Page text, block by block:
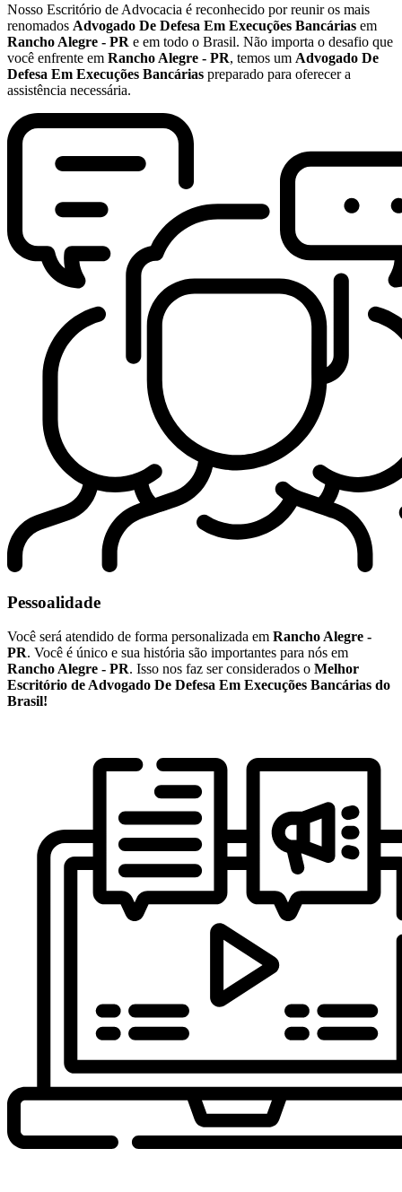
Nosso Escritório de Advocacia é reconhecido por reunir os mais
renomados Advogado De Defesa Em Execuções Bancárias em
Rancho Alegre - PR e em todo o Brasil. Não importa o desafio que
você enfrente em Rancho Alegre - PR, temos um Advogado De
Defesa Em Execuções Bancárias preparado para oferecer a
assistência necessária.
Pessoalidade
Você será atendido de forma personalizada em Rancho Alegre -
PR. Você é único e sua história são importantes para nós em
Rancho Alegre - PR. Isso nos faz ser considerados o Melhor
Escritório de Advogado De Defesa Em Execuções Bancárias do
Brasil!